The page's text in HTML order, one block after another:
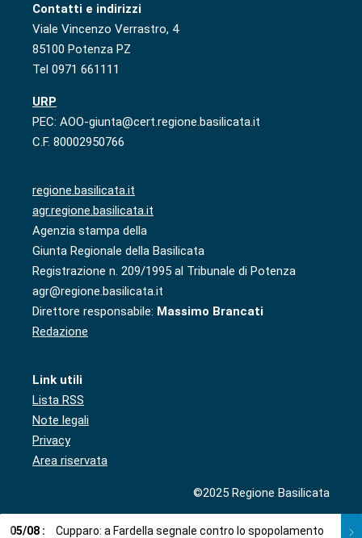
Contatti e indirizzi
Viale Vincenzo Verrastro, 4
85100 Potenza PZ
Tel 0971 661111
URP
PEC: AOO-giunta@cert.regione.basilicata.it
C.F. 80002950766
regione.basilicata.it
agr.regione.basilicata.it
Agenzia stampa della
Giunta Regionale della Basilicata
Registrazione n. 209/1995 al Tribunale di Potenza
agr@regione.basilicata.it
Direttore responsabile: Massimo Brancati
Redazione
Link utili
Lista RSS
Note legali
Privacy
Area riservata
©2025 Regione Basilicata
05/08 : Cupparo: a Fardella segnale contro lo spopolamento 05